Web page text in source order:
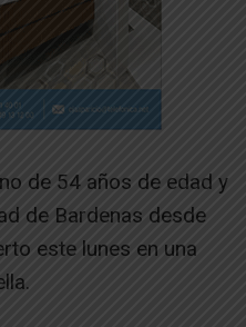
de 54 años de edad y
de Bardenas desde
este lunes en una